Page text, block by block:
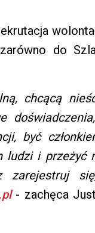
do
chcącą
być
ludzi i przeżyć
- zachęca